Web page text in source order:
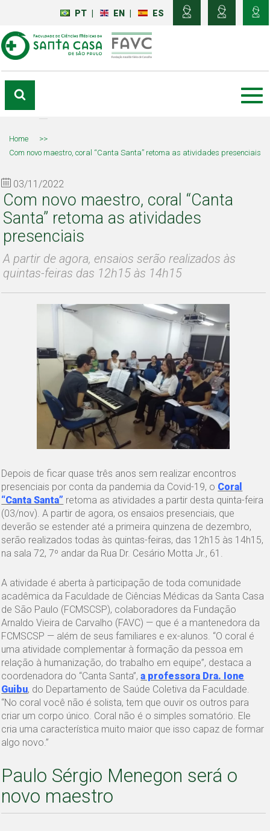
PT EN ES
Home
>>
Com novo maestro, coral “Canta Santa” retoma as atividades presenciais
03/11/2022
Com novo maestro, coral “Canta
Santa” retoma as atividades
presenciais
A partir de agora, ensaios serão realizados às
quintas-feiras das 12h15 às 14h15
Depois de ficar quase três anos sem realizar encontros
presenciais por conta da pandemia da Covid-19, o Coral
“Canta Santa” retoma as atividades a partir desta quinta-feira
(03/nov). A partir de agora, os ensaios presenciais, que
deverão se estender até a primeira quinzena de dezembro,
serão realizados todas às quintas-feiras, das 12h15 às 14h15,
na sala 72, 7º andar da Rua Dr. Cesário Motta Jr., 61.
A atividade é aberta à participação de toda comunidade
acadêmica da Faculdade de Ciências Médicas da Santa Casa
de São Paulo (FCMSCSP), colaboradores da Fundação
Arnaldo Vieira de Carvalho (FAVC) — que é a mantenedora da
FCMSCSP — além de seus familiares e ex-alunos. “O coral é
uma atividade complementar à formação da pessoa em
relação à humanização, do trabalho em equipe”, destaca a
coordenadora do “Canta Santa”,a professora Dra. Ione
Guibu, do Departamento de Saúde Coletiva da Faculdade.
“No coral você não é solista, tem que ouvir os outros para
criar um corpo único. Coral não é o simples somatório. Ele
cria uma característica muito maior que isso capaz de formar
algo novo.”
Paulo Sérgio Menegon será o
novo maestro